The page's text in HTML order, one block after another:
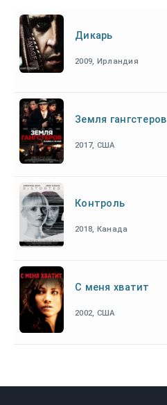
Дикарь
2009, Ирландия
Земля гангстеров
2017, США
Контроль
2018, Канада
С меня хватит
2002, США